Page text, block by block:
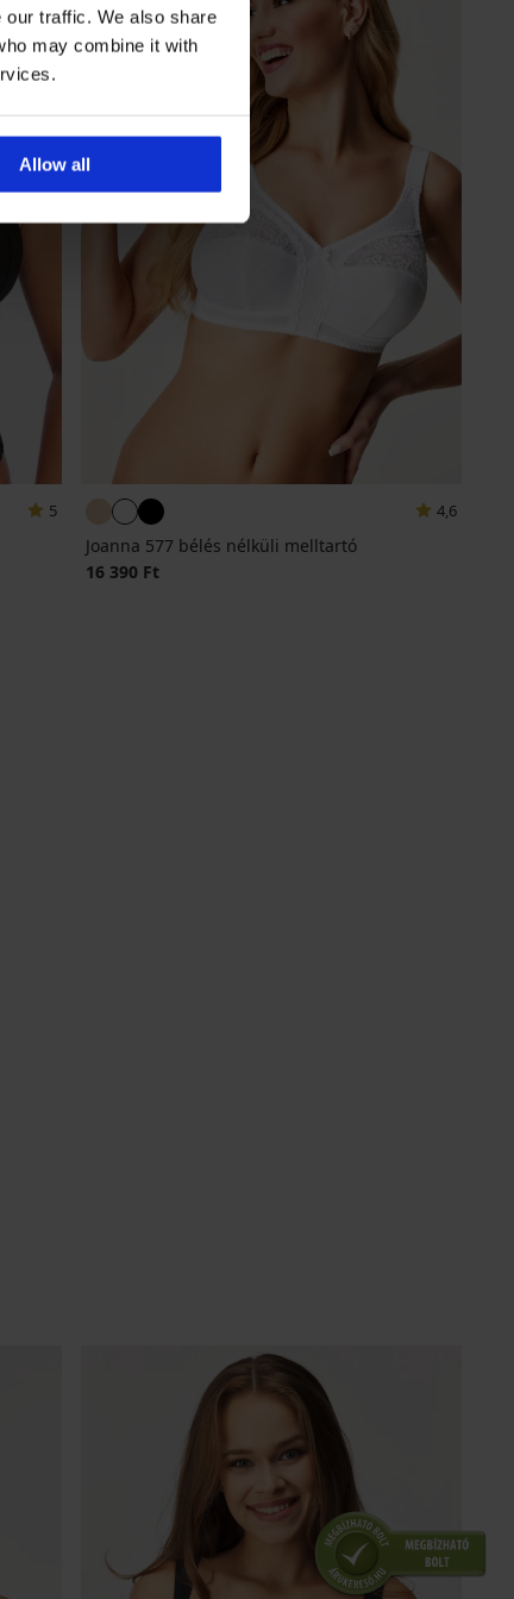
traffic. We also share
may combine it with
Allow all
5
4,6
Joanna 577 bélés nélküli melltartó
16 390 Ft